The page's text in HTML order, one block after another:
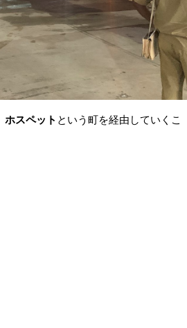
ホスペット という町を経由していくこ